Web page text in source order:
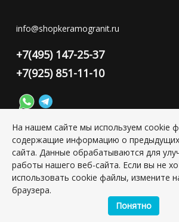
info@shopkeramogranit.ru
+7(495) 147-25-37
+7(925) 851-11-10
Конфиденциальность персональной
Copyright © 2026 ИП Григорьян Юлия
501703338416
На нашем сайте мы используем cookie
содержащие информацию о
сайта. Данные обрабатываются для
работы нашего веб-сайта. Если вы не
использовать cookie файлы, измените
браузера.
Понятно